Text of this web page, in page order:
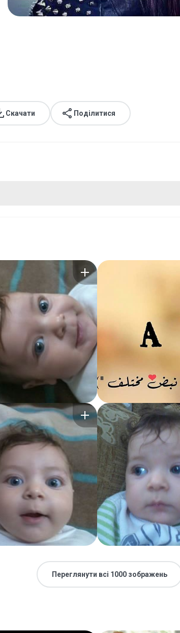
Скачати Поділитися
Переглянути всі 1000 зображень